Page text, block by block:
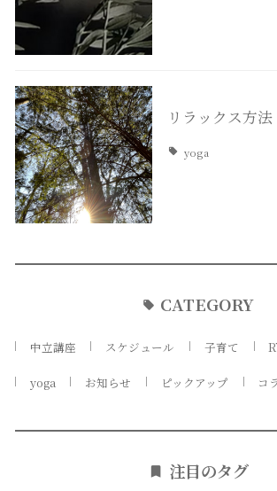
リラックス方法
yoga
CATEGORY
中立講座 スケジュール 子育て
yoga お知らせ ピックアップ コ
注目のタグ